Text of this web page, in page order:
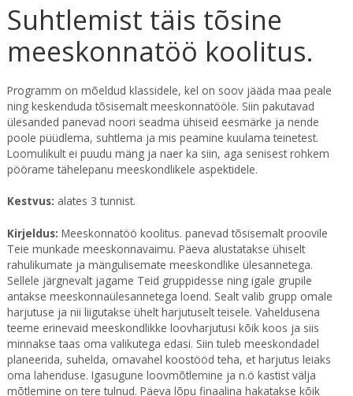
Suhtlemist täis tõsine
meeskonnatöö koolitus.
Programm on mõeldud klassidele, kel on soov jääda maa peale
ning keskenduda tõsisemalt meeskonnatööle. Siin pakutavad
ülesanded panevad noori seadma ühiseid eesmärke ja nende
poole püüdlema, suhtlema ja mis peamine kuulama teinetest.
Loomulikult ei puudu mäng ja naer ka siin, aga senisest rohkem
pöörame tähelepanu meeskondlikele aspektidele.
Kestvus: alates 3 tunnist.
Kirjeldus: Meeskonnatöö koolitus. panevad tõsisemalt proovile
Teie munkade meeskonnavaimu. Päeva alustatakse ühiselt
rahulikumate ja mängulisemate meeskondlike ülesannetega.
Sellele järgnevalt jagame Teid gruppidesse ning igale grupile
antakse meeskonnaülesannetega loend. Sealt valib grupp omale
harjutuse ja nii liigutakse ühelt harjutuselt teisele. Vaheldusena
teeme erinevaid meeskondlikke loovharjutusi kõik koos ja siis
minnakse taas oma valikutega edasi. Siin tuleb meeskondadel
planeerida, suhelda, omavahel koostööd teha, et harjutus leiaks
oma lahenduse. Igasugune loovmõtlemine ja n.ö kastist välja
mõtlemine on tere tulnud. Päeva lõpu finaalina hakatakse kõik